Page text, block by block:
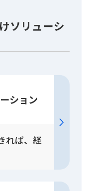
ソリューシ
ション
れば、経